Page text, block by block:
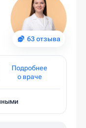
63 отзыва
Подробнее
о враче